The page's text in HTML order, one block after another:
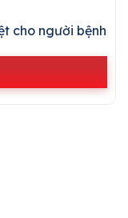
cho người bệnh